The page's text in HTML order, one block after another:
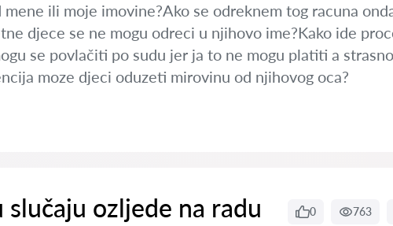
ili moje imovine?Ako se odreknem tog racuna
djece se ne mogu odreci u njihovo ime?Kako ide
se povlačiti po sudu jer ja to ne mogu platiti a
moze djeci oduzeti mirovinu od njihovog oca?
ozljede na radu 0 763